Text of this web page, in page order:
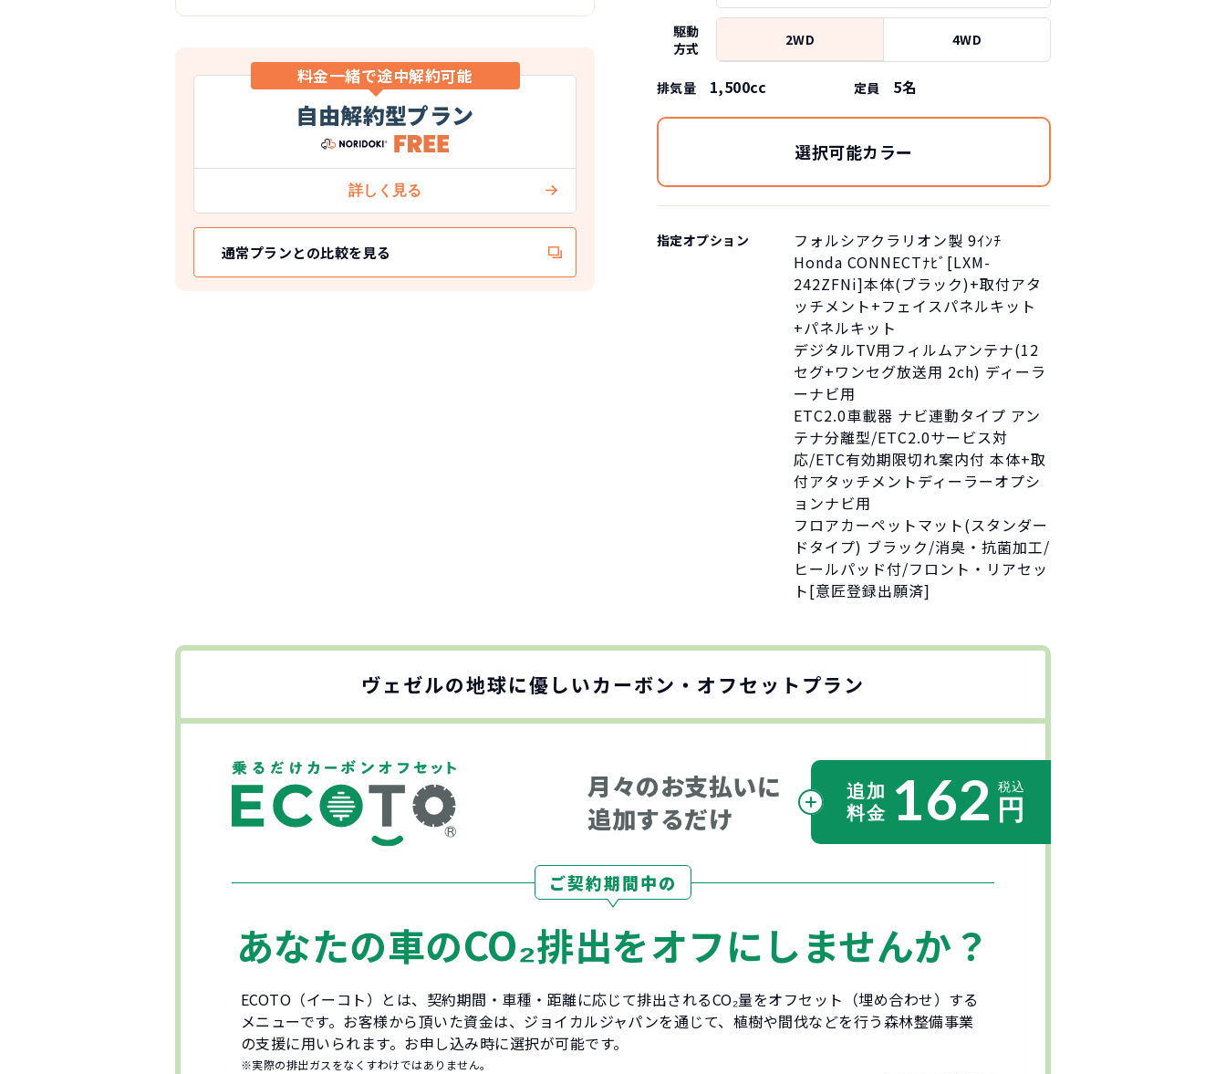
駆動
方式
2WD 4WD
排気量 1,500cc 定員 5名
選択可能カラー
指定オプション
フォルシアクラリオン製 9ｲﾝﾁ
Honda CONNECTﾅﾋﾞ[LXM-
242ZFNi]本体(ブラック)+取付アタ
ッチメント+フェイスパネルキット
+パネルキット
デジタルTV用フィルムアンテナ(12
セグ+ワンセグ放送用 2ch) ディーラ
ーナビ用
ETC2.0車載器 ナビ連動タイプ アン
テナ分離型/ETC2.0サービス対
応/ETC有効期限切れ案内付 本体+取
付アタッチメントディーラーオプシ
ョンナビ用
フロアカーペットマット(スタンダー
ドタイプ) ブラック/消臭・抗菌加工/
ヒールパッド付/フロント・リアセッ
ト[意匠登録出願済]
料金一緒で途中解約可能
自由解約型プラン
通常プランとの比較を見る
ヴェゼルの地球に優しいカーボン・オフセットプラン
月々のお支払いに
追加するだけ
162
ご契約期間中の
あなたの車のCO₂排出をオフにしませんか？
ECOTO（イーコト）とは、契約期間・車種・距離に応じて排出されるCO₂量をオフセット（埋め合わせ）する
メニューです。お客様から頂いた資金は、ジョイカルジャパンを通じて、植樹や間伐などを行う森林整備事業
の支援に用いられます。お申し込み時に選択が可能です。
※実際の排出ガスをなくすわけではありません。